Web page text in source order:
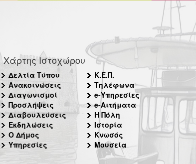
Χάρτης Ιστοχώρου
Δελτία Τύπου
Ανακοινώσεις
Διαγωνισμοί
Προσλήψεις
Διαβουλεύσεις
Εκδηλώσεις
Ο Δήμος
Υπηρεσίες
Κ.Ε.Π.
Τηλέφωνα
e-Υπηρεσίες
e-Αιτήματα
Η Πόλη
Ιστορία
Κνωσός
Μουσεία